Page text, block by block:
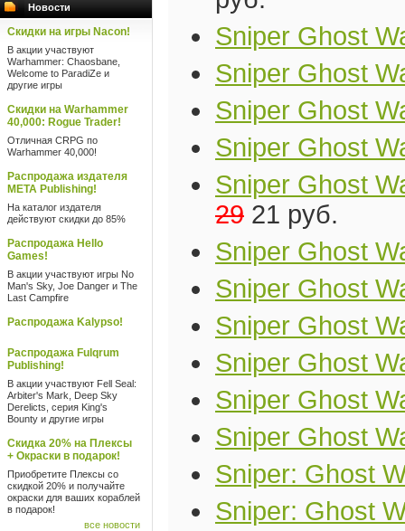
Новости
Скидки на игры Nacon!
В акции участвуют
Warhammer: Chaosbane,
Welcome to ParadiZe и
другие игры
Скидки на Warhammer
40,000: Rogue Trader!
Отличная CRPG по
Warhammer 40,000!
Распродажа издателя
META Publishing!
На каталог издателя
действуют скидки до 85%
Распродажа Hello
Games!
В акции участвуют игры No
Man's Sky, Joe Danger и The
Last Campfire
Распродажа Kalypso!
Распродажа Fulqrum
Publishing!
В акции участвуют Fell Seal:
Arbiter's Mark, Deep Sky
Derelicts, серия King's
Bounty и другие игры
Скидка 20% на Плексы
+ Окраски в подарок!
Приобретите Плексы со
скидкой 20% и получайте
окраски для ваших кораблей
в подарок!
все новости
Sniper Ghost
Sniper Ghost
Sniper Ghost
Sniper Ghost
Sniper Ghost
29 21 руб.
Sniper Ghost
Sniper Ghost
Sniper Ghost
Sniper Ghost
Sniper Ghost
Sniper Ghost
Sniper: Ghost
Sniper: Ghost